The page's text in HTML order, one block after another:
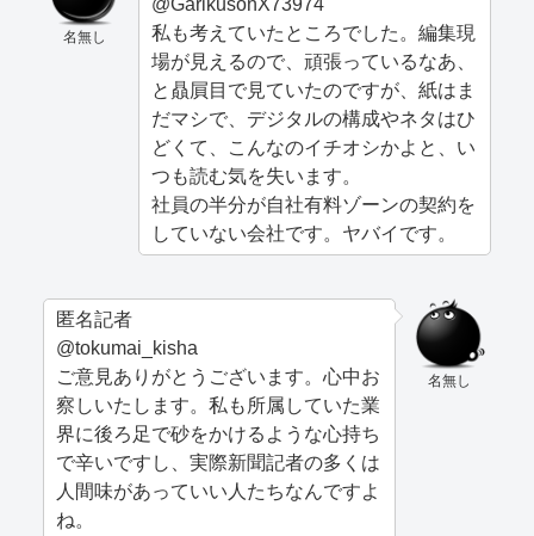
名無し
@GarikusonX73974
私も考えていたところでした。編集現
場が見えるので、頑張っているなあ、
と贔屓目で見ていたのですが、紙はま
だマシで、デジタルの構成やネタはひ
どくて、こんなのイチオシかよと、い
つも読む気を失います。
社員の半分が自社有料ゾーンの契約を
していない会社です。ヤバイです。
名無し
匿名記者
@tokumai_kisha
ご意見ありがとうございます。心中お
察しいたします。私も所属していた業
界に後ろ足で砂をかけるような心持ち
で辛いですし、実際新聞記者の多くは
人間味があっていい人たちなんですよ
ね。